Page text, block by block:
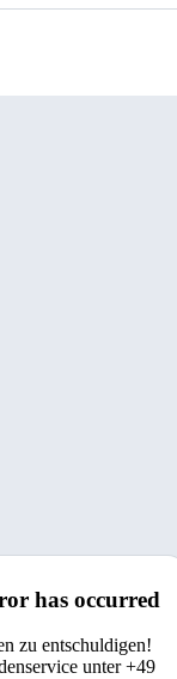
has occurred
zu entschuldigen!
unter +49